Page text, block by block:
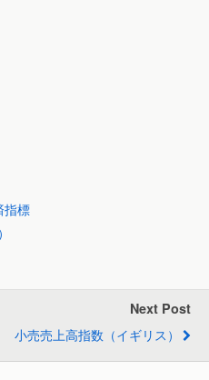
指標
Next Post
小売売上高指数（イギリス）